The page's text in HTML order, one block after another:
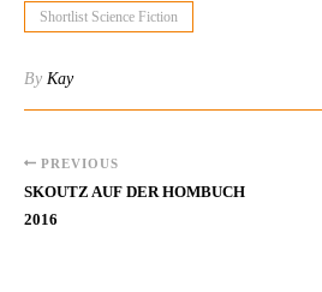
Shortlist Science Fiction
By Kay
PREVIOUS
SKOUTZ AUF DER HOMBUCH
2016